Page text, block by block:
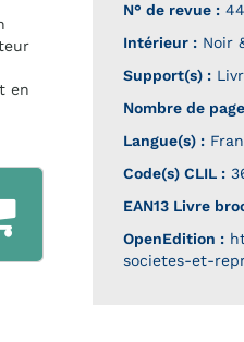
en
N° de revue : 44
Intérieur : Noir
Support(s) :
Nombre de
Langue(s) :
Code(s) CLIL :
EAN13 Livre
OpenEdition :
societes-et-